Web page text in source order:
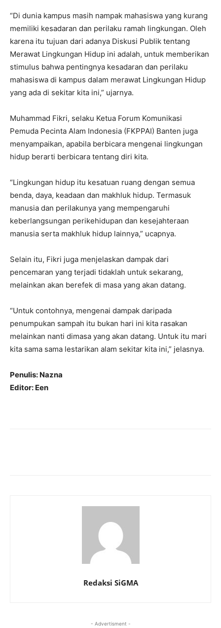
“Di dunia kampus masih nampak mahasiswa yang kurang
memiliki kesadaran dan perilaku ramah lingkungan. Oleh
karena itu tujuan dari adanya Diskusi Publik tentang
Merawat Lingkungan Hidup ini adalah, untuk memberikan
stimulus bahwa pentingnya kesadaran dan perilaku
mahasiswa di kampus dalam merawat Lingkungan Hidup
yang ada di sekitar kita ini,” ujarnya.
Muhammad Fikri, selaku Ketua Forum Komunikasi
Pemuda Pecinta Alam Indonesia (FKPPAI) Banten juga
menyampaikan, apabila berbicara mengenai lingkungan
hidup berarti berbicara tentang diri kita.
“Lingkungan hidup itu kesatuan ruang dengan semua
benda, daya, keadaan dan makhluk hidup. Termasuk
manusia dan perilakunya yang mempengaruhi
keberlangsungan perikehidupan dan kesejahteraan
manusia serta makhluk hidup lainnya,” ucapnya.
Selain itu, Fikri juga menjelaskan dampak dari
pencemaran yang terjadi tidaklah untuk sekarang,
melainkan akan berefek di masa yang akan datang.
“Untuk contohnya, mengenai dampak daripada
penumpukan sampah itu bukan hari ini kita rasakan
melainkan nanti dimasa yang akan datang. Untuk itu mari
kita sama sama lestarikan alam sekitar kita ini,” jelasnya.
Penulis: Nazna
Editor: Een
Redaksi SiGMA
- Advertisment -